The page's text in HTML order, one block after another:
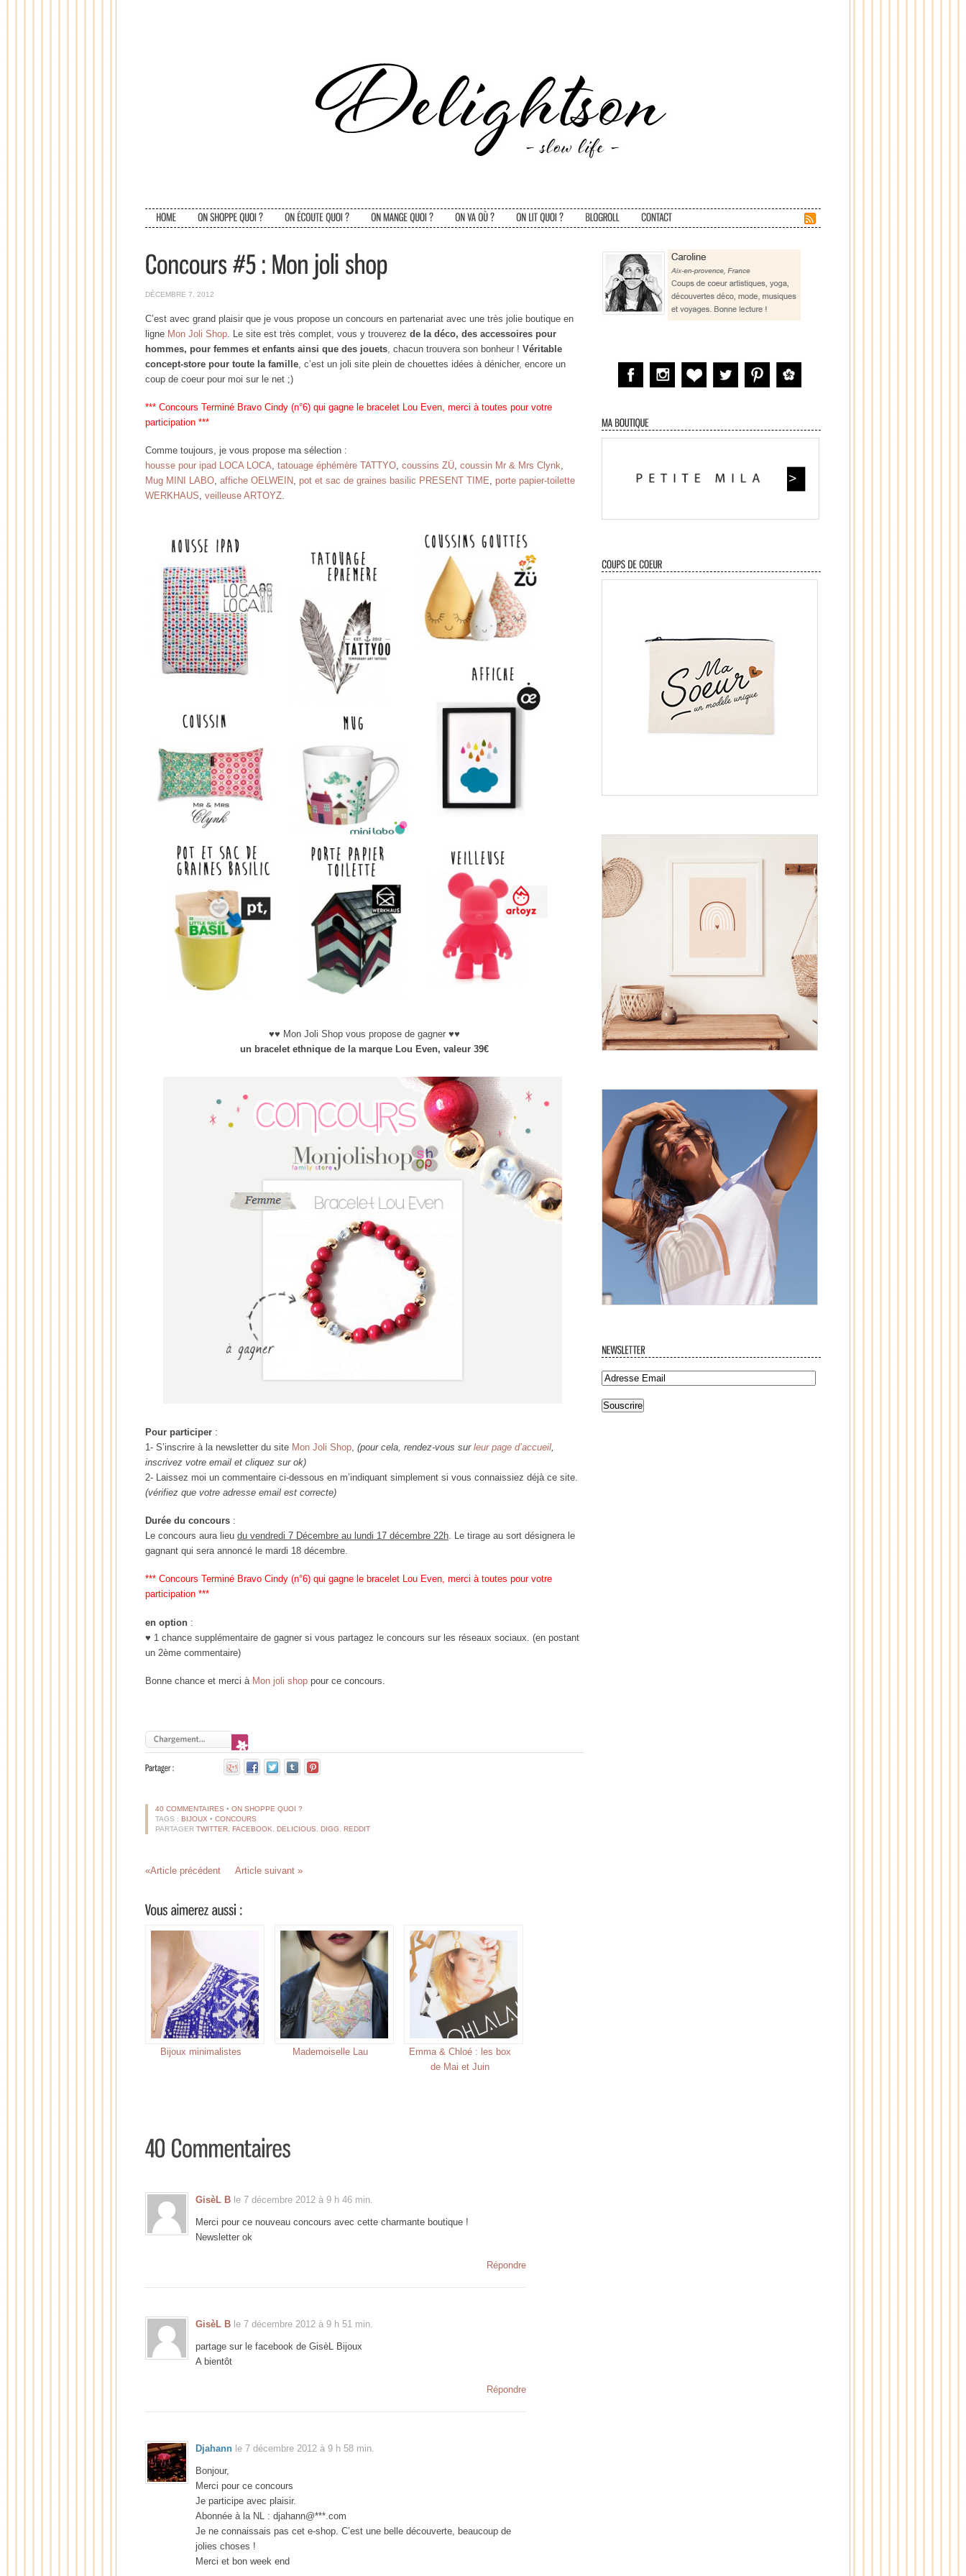
DÉCEMBRE 7, 2012
C’est avec grand plaisir que je vous propose un concours en partenariat avec une très jolie boutique en
ligne Mon Joli Shop. Le site est très complet, vous y trouverez de la déco, des accessoires pour
hommes, pour femmes et enfants ainsi que des jouets, chacun trouvera son bonheur ! Véritable
concept-store pour toute la famille, c’est un joli site plein de chouettes idées à dénicher, encore un
coup de coeur pour moi sur le net ;)
*** Concours Terminé Bravo Cindy (n°6) qui gagne le bracelet Lou Even, merci à toutes pour votre
participation ***
Comme toujours, je vous propose ma sélection :
housse pour ipad LOCA LOCA, tatouage éphémère TATTYO, coussins ZÜ, coussin Mr & Mrs Clynk,
Mug MINI LABO, affiche OELWEIN, pot et sac de graines basilic PRESENT TIME, porte papier-toilette
WERKHAUS, veilleuse ARTOYZ.
♥♥ Mon Joli Shop vous propose de gagner ♥♥
un bracelet ethnique de la marque Lou Even, valeur 39€
Pour participer :
1- S’inscrire à la newsletter du site Mon Joli Shop (pour cela, rendez-vous sur leur page d’accueil
inscrivez votre email et cliquez sur ok)
2- Laissez moi un commentaire ci-dessous en m’indiquant simplement si vous connaissiez déjà ce site.
(vérifiez que votre adresse email est correcte)
Durée du concours :
Le concours aura lieu du vendredi 7 Décembre au lundi 17 décembre 22h. Le tirage au sort désignera le
gagnant qui sera annoncé le mardi 18 décembre.
*** Concours Terminé Bravo Cindy (n°6) qui gagne le bracelet Lou Even, merci à toutes pour votre
participation ***
en option :
♥ 1 chance supplémentaire de gagner si vous partagez le concours sur les réseaux sociaux. (en postant
un 2ème commentaire)
Bonne chance et merci à Mon joli shop pour ce concours.
40 COMMENTAIRES • ON SHOPPE QUOI ?
TAGS : BIJOUX • CONCOURS
PARTAGER TWITTER FACEBOOK DELICIOUS DIGG REDDIT
«Article précédent Article suivant »
Bijoux minimalistes Mademoiselle Lau
Emma & Chloé : les box
de Mai et Juin
GisèL B le 7 décembre 2012 à 9 h 46 min.
Merci pour ce nouveau concours avec cette charmante boutique !
Newsletter ok
Répondre
GisèL B le 7 décembre 2012 à 9 h 51 min.
partage sur le facebook de GisèL Bijoux
A bientôt
Répondre
Djahann le 7 décembre 2012 à 9 h 58 min.
Bonjour,
Merci pour ce concours
Je participe avec plaisir.
Abonnée à la NL : djahann@***.com
Je ne connaissais pas cet e-shop. C’est une belle découverte, beaucoup de
jolies choses !
Merci et bon week end